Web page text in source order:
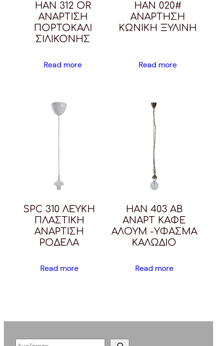
HAN 312 OR
ΑΝΑΡΤΙΣΗ
ΠΟΡΤΟΚΑΛΙ
ΣΙΛΙΚΟΝΗΣ
Read more
HAN 020#
ΑΝΑΡΤΗΣΗ
ΚΩΝΙΚΗ ΞΥΛΙΝΗ
Read more
SPC 310 ΛΕΥΚΗ
ΠΛΑΣΤΙΚΗ
ΑΝΑΡΤΙΣΗ
ΡΟΔΕΛΑ
Read more
HAN 403 AB
ΑΝΑΡΤ ΚΑΦΕ
ΑΛΟΥΜ -ΥΦΑΣΜΑ
ΚΑΛΩΔΙΟ
Read more